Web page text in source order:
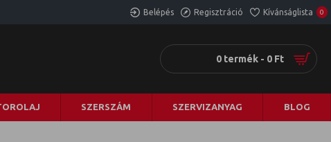
Belépés Regisztráció Kívánságlista 0
0 termék - 0 Ft
SZERSZÁM SZERVIZANYAG BLOG